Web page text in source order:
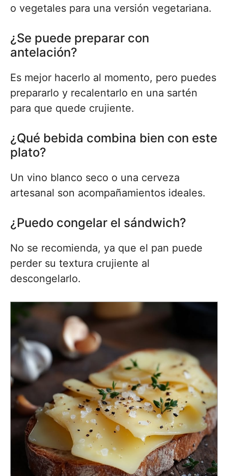
o vegetales para una versión vegetariana.
¿Se puede preparar con
antelación?
Es mejor hacerlo al momento, pero puedes
prepararlo y recalentarlo en una sartén
para que quede crujiente.
¿Qué bebida combina bien con este
plato?
Un vino blanco seco o una cerveza
artesanal son acompañamientos ideales.
¿Puedo congelar el sándwich?
No se recomienda, ya que el pan puede
perder su textura crujiente al
descongelarlo.